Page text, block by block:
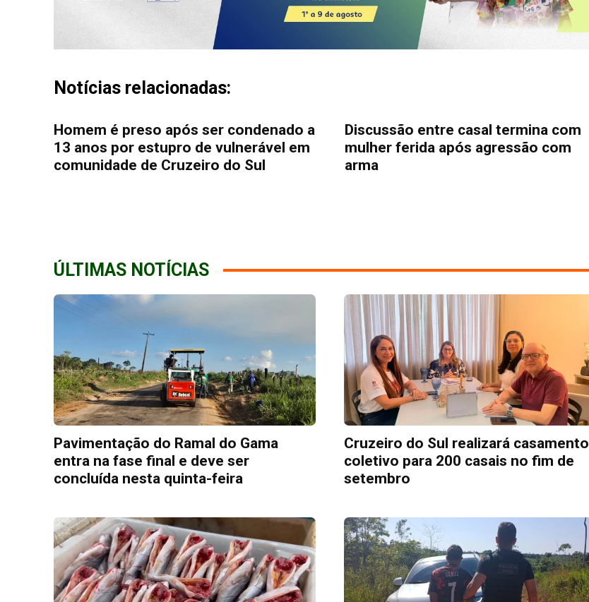
Notícias relacionadas:
Homem é preso após ser condenado a
13 anos por estupro de vulnerável em
comunidade de Cruzeiro do Sul
Discussão entre casal termina com
mulher ferida após agressão com
arma
ÚLTIMAS NOTÍCIAS
Pavimentação do Ramal do Gama
entra na fase final e deve ser
concluída nesta quinta-feira
Cruzeiro do Sul realizará casamento
coletivo para 200 casais no fim de
setembro